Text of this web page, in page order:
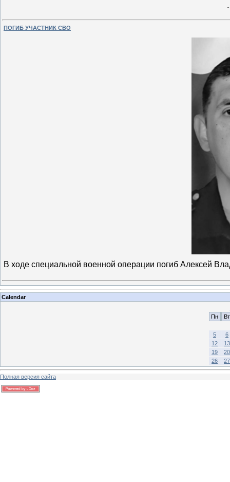
ПОГИБ УЧАСТНИК СВО
В ходе специальной военной операции погиб Алексей
Calendar
Пн
Вт
5
6
12
13
19
20
26
27
Полная версия сайта